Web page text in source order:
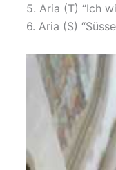
5. Aria (T) “Ich
6. Aria (S)